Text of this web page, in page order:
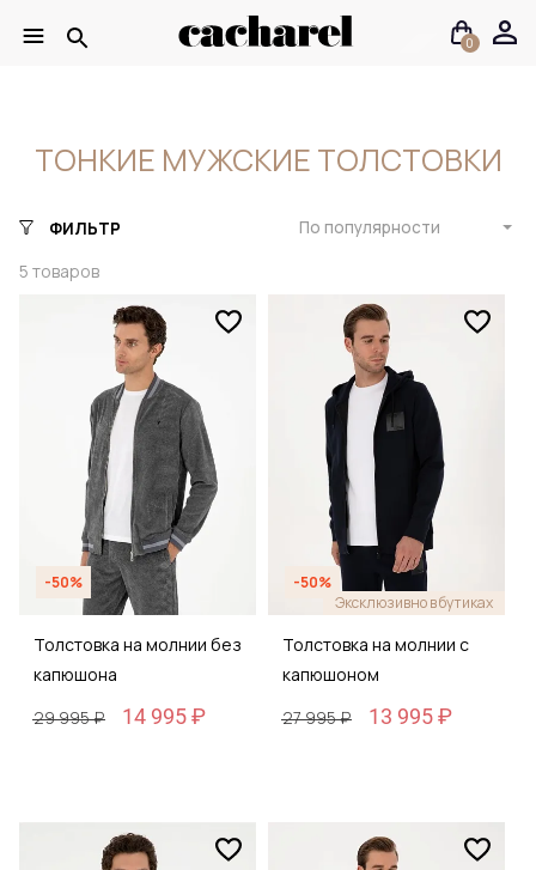
0
ТОНКИЕ МУЖСКИЕ ТОЛСТОВКИ
ФИЛЬТР
5 товаров
По популярности
-50%
Толстовка на молнии без
капюшона
29 995 ₽
14 995 ₽
-50%
Эксклюзивно в бутиках
Толстовка на молнии с
капюшоном
27 995 ₽
13 995 ₽